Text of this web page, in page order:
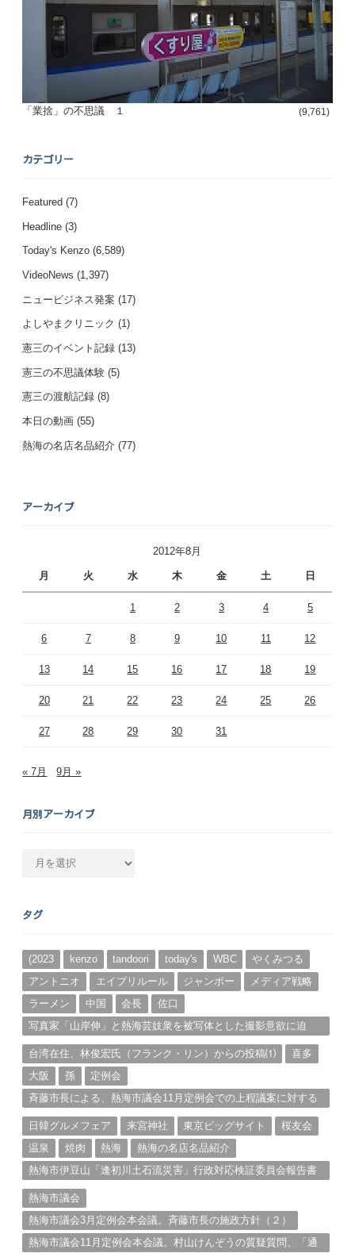
「業捨」の不思議 １ (9,761)
カテゴリー
Featured (7)
Headline (3)
Today's Kenzo (6,589)
VideoNews (1,397)
ニュービジネス発案 (17)
よしやまクリニック (1)
憲三のイベント記録 (13)
憲三の不思議体験 (5)
憲三の渡航記録 (8)
本日の動画 (55)
熱海の名店名品紹介 (77)
アーカイブ
2012年8月
月 火 水 木 金 土 日
1 2 3 4 5
6 7 8 9 10 11 12
13 14 15 16 17 18 19
20 21 22 23 24 25 26
27 28 29 30 31
« 7月 9月 »
月別アーカイブ
カ
ブ
タグ
(2023 kenzo tandoori today's WBC
やくみつる
アントニオ
エイプリルール ジャンボー
メディア戦略
ラーメン
中国 会長
佐口
写真家「山岸伸」と熱海芸妓衆を被写体とした撮影意欲に迫
台湾在住、林俊宏氏（フランク・リン）からの投稿⑴
喜多
大阪
孫
定例会
斉藤市長による、熱海市議会11月定例会での上程議案に対する
日韓グルメフェア
来宮神社 東京ビッグサイト
桜友会
温泉
焼肉 熱海
熱海の名店名品紹介
熱海市伊豆山「逢初川土石流災害」行政対応検証委員会報告書
熱海市議会
熱海市議会3月定例会本会議。斉藤市長の施政方針（２）
熱海市議会11月定例会本会議。村山けんぞうの質疑質問、「通